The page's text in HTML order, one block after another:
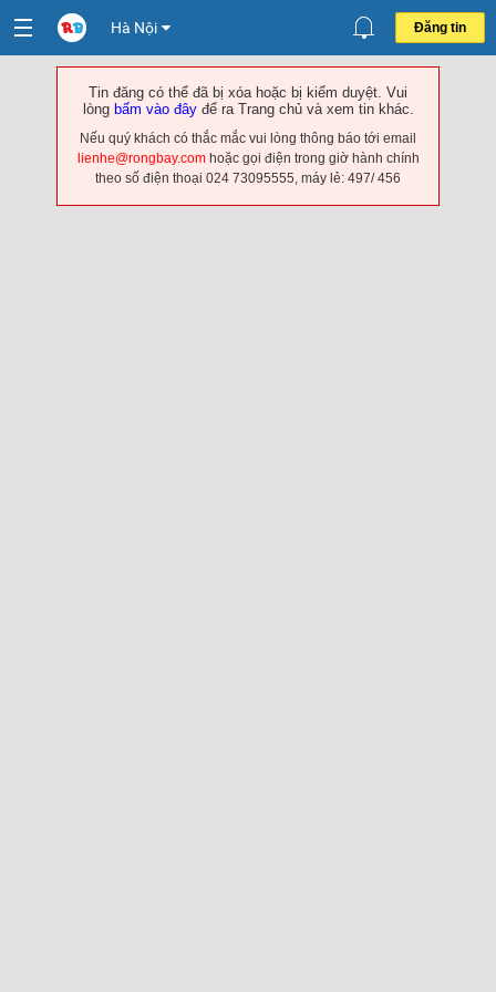
Hà Nội Đăng tin
Tin đăng có thể đã bị xóa hoặc bị kiểm duyệt. Vui
lòng bấm vào đâyđể ra Trang chủ và xem tin khác.
Nếu quý khách có thắc mắc vui lòng thông báo tới email
lienhe@rongbay.comhoặc gọi điện trong giờ hành chính
theo số điện thoại 024 73095555, máy lẻ: 497/ 456